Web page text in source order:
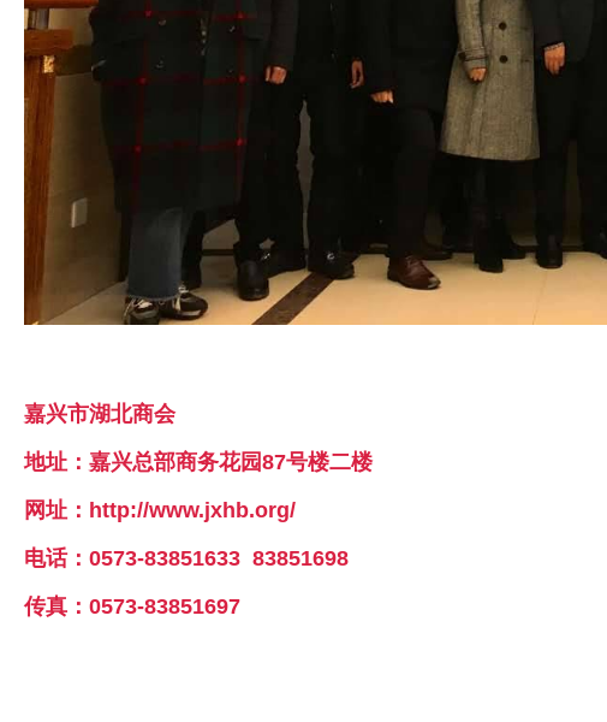
嘉兴市湖北商会
地址：嘉兴总部商务花园87号楼二楼
网址：http://www.jxhb.org/
电话：0573-83851633 83851698
传真：0573-83851697